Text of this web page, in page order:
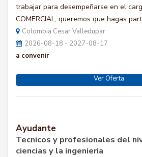
trabajar para desempeñarse en el
COMERCIAL, queremos que hagas
Colombia Cesar Valledupar
2026-08-18 - 2027-08-17
a convenir
Ver Oferta
Ayudante
Tecnicos y profesionales del
ciencias y la ingenieria